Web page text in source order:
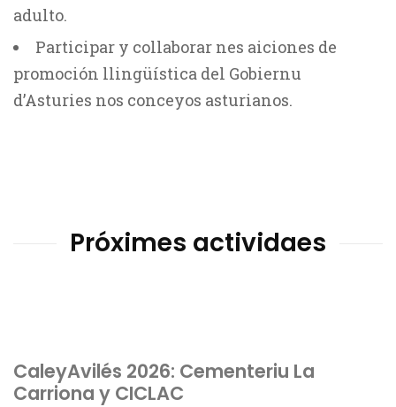
adulto.
Participar y collaborar nes aiciones de
promoción llingüística del Gobiernu
d’Asturies nos conceyos asturianos.
Próximes actividaes
CaleyAvilés 2026: Cementeriu La
Carriona y CICLAC